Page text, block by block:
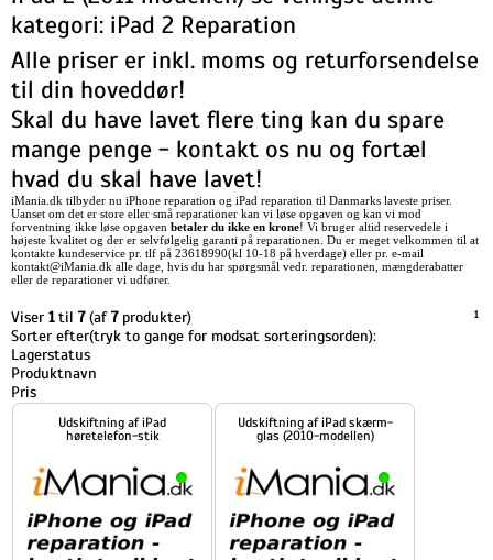
kategori: iPad 2 Reparation
Alle priser er inkl. moms og returforsendelse
til din hoveddør!
Skal du have lavet flere ting kan du spare
mange penge - kontakt os nu og fortæl
hvad du skal have lavet!
iMania.dk tilbyder nu iPhone reparation og iPad reparation til Danmarks laveste priser.
Uanset om det er store eller små reparationer kan vi løse opgaven og kan vi mod
forventning ikke løse opgaven betaler du ikke en krone! Vi bruger altid reservedele i
højeste kvalitet og der er selvfølgelig garanti på reparationen. Du er meget velkommen til at
kontakte kundeservice pr. tlf på 23618990(kl 10-18 på hverdage) eller pr. e-mail
kontakt@iMania.dk alle dage, hvis du har spørgsmål vedr. reparationen, mængderabatter
eller de reparationer vi udfører.
Viser 1til 7(af7produkter) 1
Sorter efter(tryk to gange for modsat sorteringsorden):
Lagerstatus
Produktnavn
Pris
Udskiftning af iPad
høretelefon-stik
Udskiftning af iPad skærm-
glas (2010-modellen)